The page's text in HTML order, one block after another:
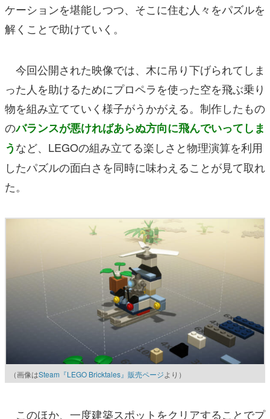
ケーションを堪能しつつ、そこに住む人々をパズルを
解くことで助けていく。
今回公開された映像では、木に吊り下げられてしま
った人を助けるためにプロペラを使った空を飛ぶ乗り
物を組み立てていく様子がうかがえる。制作したもの
のバランスが悪ければあらぬ方向に飛んでいってしま
うなど、LEGOの組み立てる楽しさと物理演算を利用
したパズルの面白さを同時に味わえることが見て取れ
た。
（画像はSteam『LEGO Bricktales』販売ページより）
このほか、一度建築スポットをクリアすることでプ